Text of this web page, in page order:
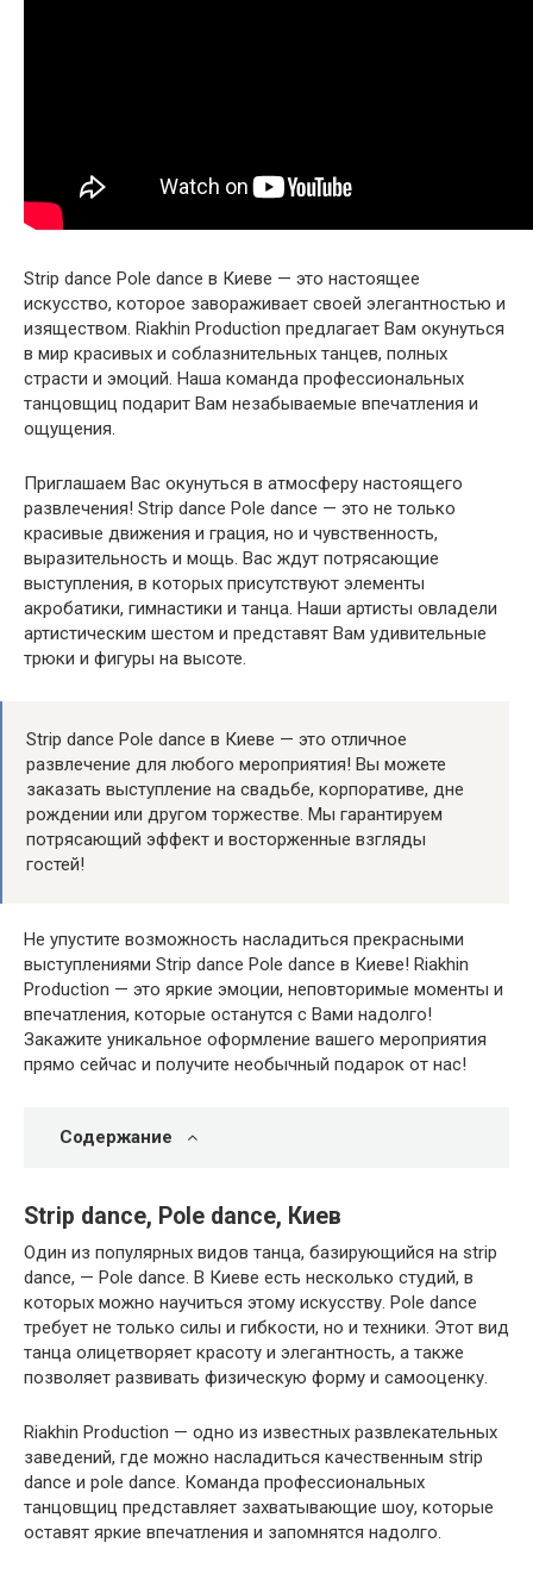
Strip dance Pole dance в Киеве — это настоящее
искусство, которое завораживает своей элегантностью и
изяществом. Riakhin Production предлагает Вам окунуться
в мир красивых и соблазнительных танцев, полных
страсти и эмоций. Наша команда профессиональных
танцовщиц подарит Вам незабываемые впечатления и
ощущения.
Приглашаем Вас окунуться в атмосферу настоящего
развлечения! Strip dance Pole dance — это не только
красивые движения и грация, но и чувственность,
выразительность и мощь. Вас ждут потрясающие
выступления, в которых присутствуют элементы
акробатики, гимнастики и танца. Наши артисты овладели
артистическим шестом и представят Вам удивительные
трюки и фигуры на высоте.
Strip dance Pole dance в Киеве — это отличное
развлечение для любого мероприятия! Вы можете
заказать выступление на свадьбе, корпоративе, дне
рождении или другом торжестве. Мы гарантируем
потрясающий эффект и восторженные взгляды
гостей!
Не упустите возможность насладиться прекрасными
выступлениями Strip dance Pole dance в Киеве! Riakhin
Production — это яркие эмоции, неповторимые моменты и
впечатления, которые останутся с Вами надолго!
Закажите уникальное оформление вашего мероприятия
прямо сейчас и получите необычный подарок от нас!
Содержание
Strip dance, Pole dance, Киев
Один из популярных видов танца, базирующийся на strip
dance, — Pole dance. В Киеве есть несколько студий, в
которых можно научиться этому искусству. Pole dance
требует не только силы и гибкости, но и техники. Этот вид
танца олицетворяет красоту и элегантность, а также
позволяет развивать физическую форму и самооценку.
Riakhin Production — одно из известных развлекательных
заведений, где можно насладиться качественным strip
dance и pole dance. Команда профессиональных
танцовщиц представляет захватывающие шоу, которые
оставят яркие впечатления и запомнятся надолго.